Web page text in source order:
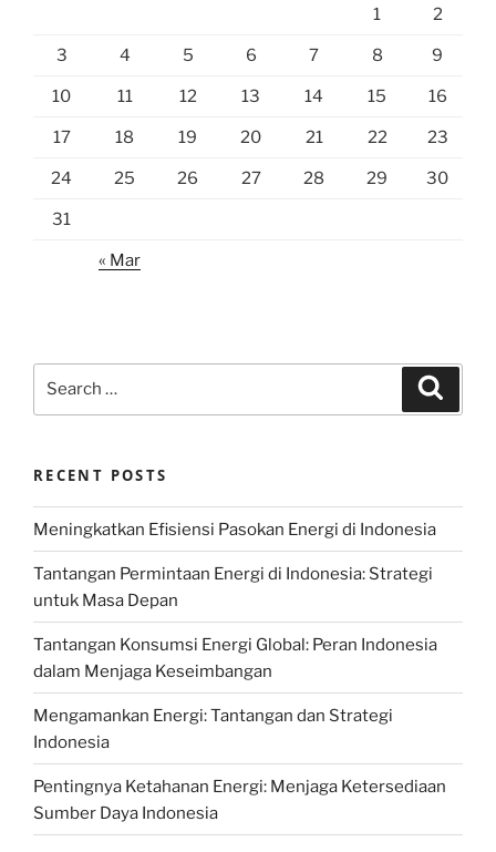
1 2
3 4 5 6 7 8 9
10 11 12 13 14 15 16
17 18 19 20 21 22 23
24 25 26 27 28 29 30
31
« Mar
RECENT POSTS
Meningkatkan Efisiensi Pasokan Energi di Indonesia
Tantangan Permintaan Energi di Indonesia: Strategi
untuk Masa Depan
Tantangan Konsumsi Energi Global: Peran Indonesia
dalam Menjaga Keseimbangan
Mengamankan Energi: Tantangan dan Strategi
Indonesia
Pentingnya Ketahanan Energi: Menjaga Ketersediaan
Sumber Daya Indonesia